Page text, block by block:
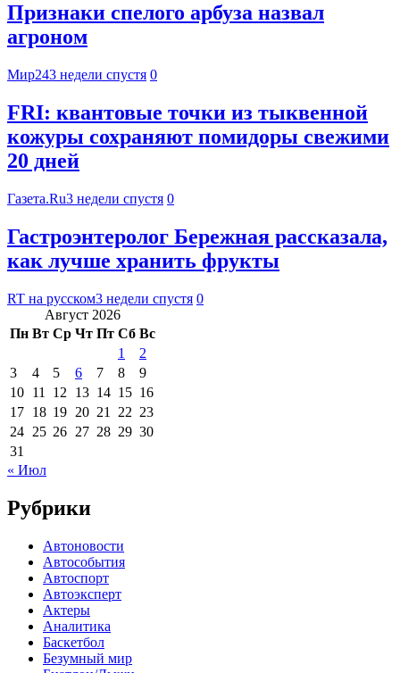
Признаки спелого арбуза назвал
агроном
Мир243 недели спустя 0
FRI: квантовые точки из тыквенной
кожуры сохраняют помидоры свежими
20 дней
Газета.Ru3 недели спустя 0
Гастроэнтеролог Бережная рассказала,
как лучше хранить фрукты
RT на русском3 недели спустя 0
Август 2026
Пн Вт Ср Чт Пт Сб Вс
1
2
3
4 5 6 7 8
9
10 11 12 13 14 15 16
17 18 19 20 21 22 23
24 25 26 27 28 29 30
31
« Июл
Рубрики
Автоновости
Автособытия
Автоспорт
Автоэксперт
Актеры
Аналитика
Баскетбол
Безумный мир